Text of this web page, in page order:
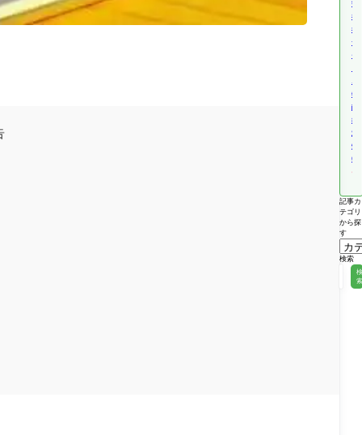
害
福
祉
サ
ー
ス
報
酬
改
定
情
報
記事カ
テゴリ
から探
す
検索
検
索